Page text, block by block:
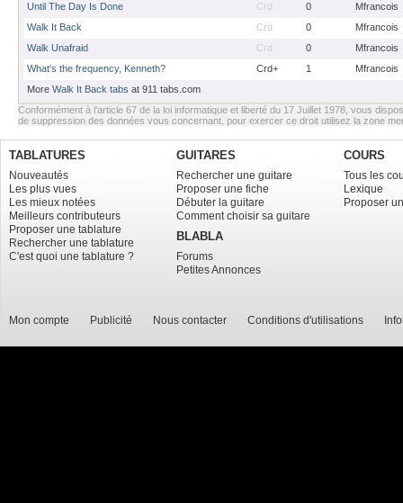
Until The Day Is Done
Crd 0
Mfrancois
Walk It Back
Crd 0
Mfrancois
Walk Unafraid
Crd 0
Mfrancois
What's the frequency, Kenneth?
Crd+ 1
Mfrancois
More Walk It Back tabs at 911 tabs.com
Conformément à l’article 67 de la loi informatique et liberté du 17 Juillet 1978, vous
de suppression des données vous concernant, pour exercer ce droit utilisez la zone
TABLATURES
Nouveautés
Les plus vues
Les mieux notées
Meilleurs contributeurs
Proposer une tablature
Rechercher une tablature
C'est quoi une tablature ?
GUITARES
Rechercher une guitare
Proposer une fiche
Débuter la guitare
Comment choisir sa guitare
BLABLA
Forums
Petites Annonces
COURS
Tous les
Lexique
Proposer
Mon compte Publicité Nous contacter Conditions d'utilisations